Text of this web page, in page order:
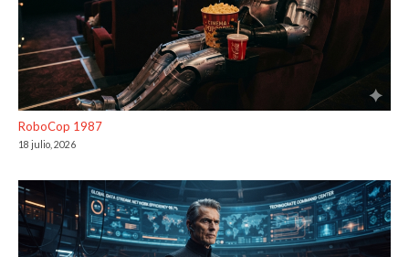
RoboCop 1987
18 julio, 2026